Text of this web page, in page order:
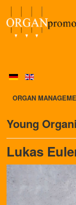
ORGAN
Young
Lukas